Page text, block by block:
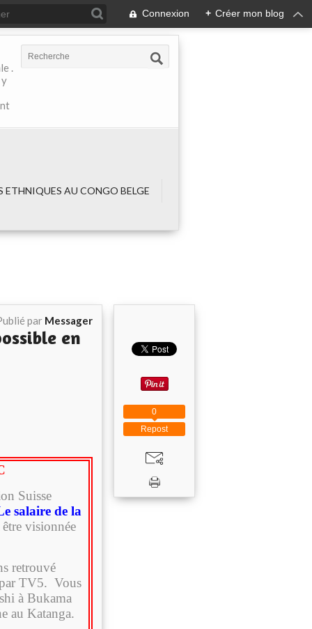
Connexion + Créer mon blog
.
AU CONGO BELGE
par Messager
en
Suisse
salaire de la
visionnée
retrouvé
par TV5. Vous
à Bukama
au Katanga.
Repost
0